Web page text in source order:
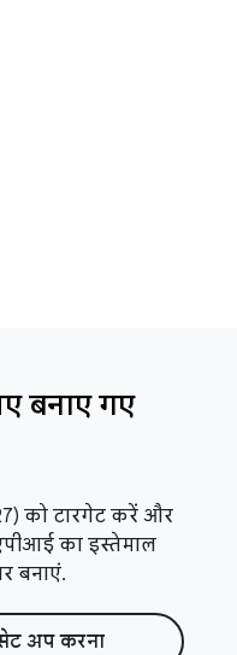
बनाए गए
को टारगेट करें और
का इस्तेमाल
बनाएं.
अप करना